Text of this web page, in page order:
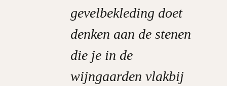
gevelbekleding doet
denken aan de stenen
die je in de
wijngaarden vlakbij